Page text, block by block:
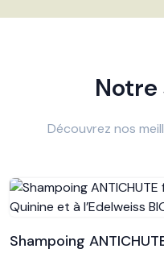
Découvrez nos
Shampoing